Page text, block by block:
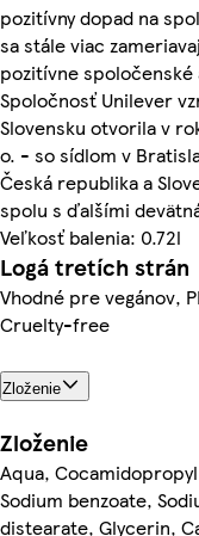
pozitívny dopad na
sa stále viac
pozitívne
Spoločnosť Unilever
Slovensku otvorila v
o. - so sídlom v
Česká republika a
spolu s ďalšími
Veľkosť balenia: 0.72l
Logá tretích strán
Vhodné pre vegánov,
Cruelty-free
Zloženie
Zloženie
Aqua,
Sodium benzoate,
distearate, Glycerin,